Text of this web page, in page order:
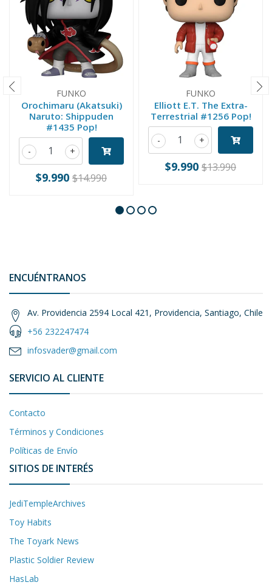
FUNKO
Orochimaru (Akatsuki)
Naruto: Shippuden
#1435 Pop!
+
-
$9.990 $14.990
FUNKO
Elliott E.T. The Extra-
Terrestrial #1256 Pop!
+
-
$9.990 $13.990
ENCUÉNTRANOS
Av. Providencia 2594 Local 421, Providencia, Santiago, Chile
+56 232247474
infosvader@gmail.com
SERVICIO AL CLIENTE
Contacto
Términos y Condiciones
Políticas de Envío
SITIOS DE INTERÉS
JediTempleArchives
Toy Habits
The Toyark News
Plastic Soldier Review
HasLab